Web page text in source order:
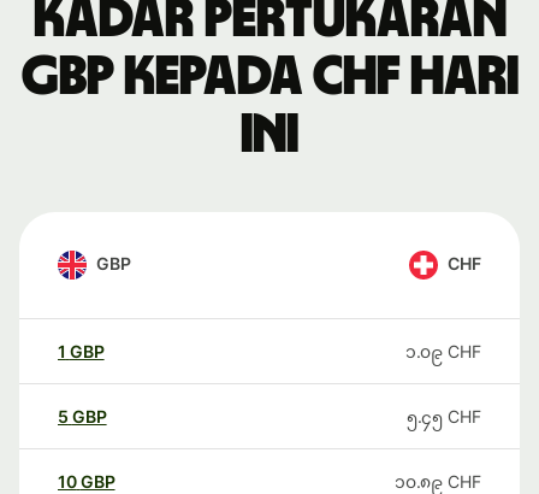
Kadar pertukaran
GBP kepada CHF hari
ini
GBP CHF
1 GBP ၁.၀၉ CHF
5 GBP ၅.၄၅ CHF
10GBP ၁၀.၈၉ CHF